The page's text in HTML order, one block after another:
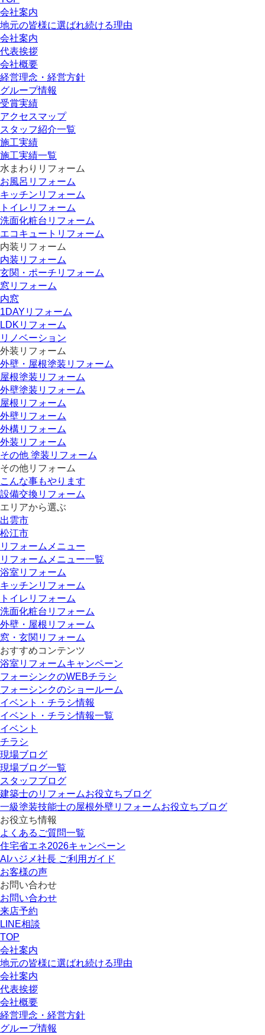
会社案内
地元の皆様に選ばれ続ける理由
会社案内
代表挨拶
会社概要
経営理念・経営方針
グループ情報
受賞実績
アクセスマップ
スタッフ紹介一覧
施工実績
施工実績一覧
水まわりリフォーム
お風呂リフォーム
キッチンリフォーム
トイレリフォーム
洗面化粧台リフォーム
エコキュートリフォーム
内装リフォーム
内装リフォーム
玄関・ポーチリフォーム
窓リフォーム
内窓
1DAYリフォーム
LDKリフォーム
リノベーション
外装リフォーム
外壁・屋根塗装リフォーム
屋根塗装リフォーム
外壁塗装リフォーム
屋根リフォーム
外壁リフォーム
外構リフォーム
外装リフォーム
その他 塗装リフォーム
その他リフォーム
こんな事もやります
設備交換リフォーム
エリアから選ぶ
出雲市
松江市
リフォームメニュー
リフォームメニュー一覧
浴室リフォーム
キッチンリフォーム
トイレリフォーム
洗面化粧台リフォーム
外壁・屋根リフォーム
窓・玄関リフォーム
おすすめコンテンツ
浴室リフォームキャンペーン
フォーシンクのWEBチラシ
フォーシンクのショールーム
イベント・チラシ情報
イベント・チラシ情報一覧
イベント
チラシ
現場ブログ
現場ブログ一覧
スタッフブログ
建築士のリフォームお役立ちブログ
一級塗装技能士の屋根外壁リフォームお役立ちブログ
お役立ち情報
よくあるご質問一覧
住宅省エネ2026キャンペーン
AIハジメ社長 ご利用ガイド
お客様の声
お問い合わせ
お問い合わせ
来店予約
LINE相談
TOP
会社案内
地元の皆様に選ばれ続ける理由
会社案内
代表挨拶
会社概要
経営理念・経営方針
グループ情報